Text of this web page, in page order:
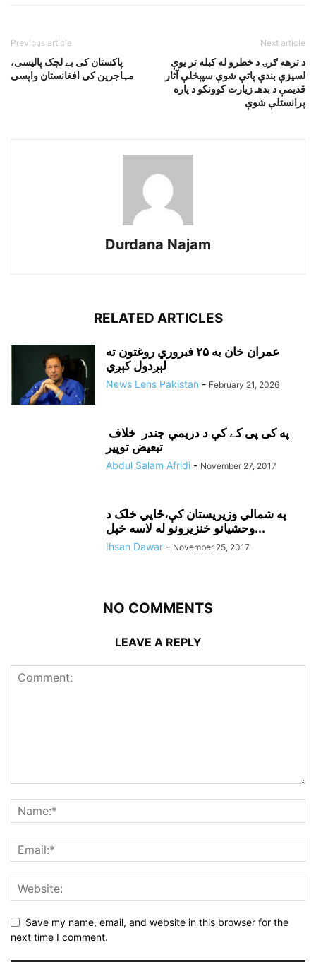
Previous article
پاکستان کی بے لچک پالیسی،
مہاجرین کی افغانستان واپسی
Next article
د ترهه ګرۍ د خطرو له کبله تر يوې
لسيزې بندې پاتې شوې سپېځلې آثار
قديمې د بدهـ زيارت کوونکو د پاره
پرانستلې شوې
Durdana Najam
RELATED ARTICLES
عمران خان به ۲۵ فبروري روغتون ته
لېږدول کېږي
News Lens Pakistan - February 21, 2026
په کی پی کے کې د دريمې جندر خلاف
تبعيض توپير
Abdul Salam Afridi - November 27, 2017
په شمالي وزيريستان کې،ځايي خلک د
وحشيانو خنزيرونو له لاسه خپل...
Ihsan Dawar - November 25, 2017
NO COMMENTS
LEAVE A REPLY
Save my name, email, and website in this browser for the
next time I comment.